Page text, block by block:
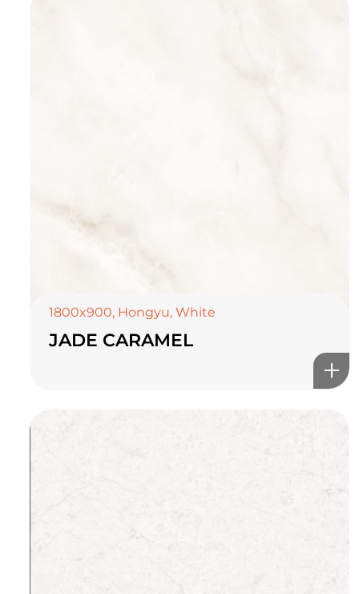
1800x900, Hongyu, White
JADE CARAMEL